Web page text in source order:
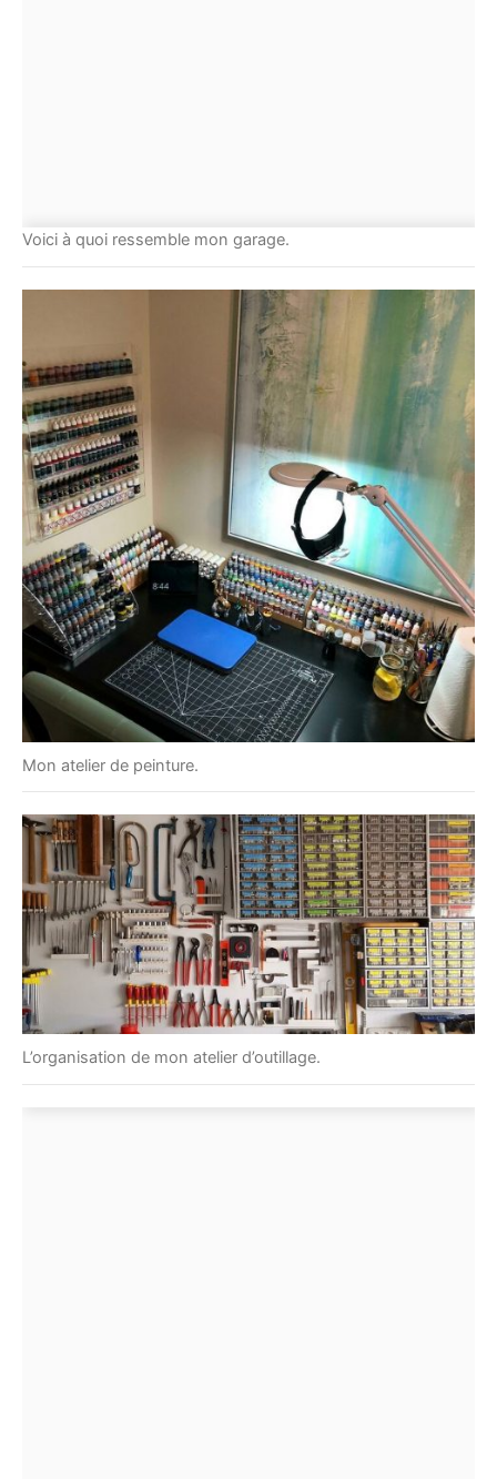
Voici à quoi ressemble mon garage.
Mon atelier de peinture.
L’organisation de mon atelier d’outillage.